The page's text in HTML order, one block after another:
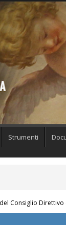
Strumenti
Consiglio Direttivo